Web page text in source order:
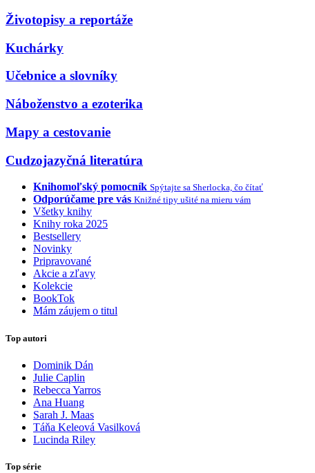
Životopisy a reportáže
Kuchárky
Učebnice a slovníky
Náboženstvo a ezoterika
Mapy a cestovanie
Cudzojazyčná literatúra
Knihomoľský pomocník Spýtajte sa Sherlocka, čo čítať
Odporúčame pre vás Knižné tipy ušité na mieru vám
Všetky knihy
Knihy roka 2025
Bestsellery
Novinky
Pripravované
Akcie a zľavy
Kolekcie
BookTok
Mám záujem o titul
Top autori
Dominik Dán
Julie Caplin
Rebecca Yarros
Ana Huang
Sarah J. Maas
Táňa Keleová Vasilková
Lucinda Riley
Top série